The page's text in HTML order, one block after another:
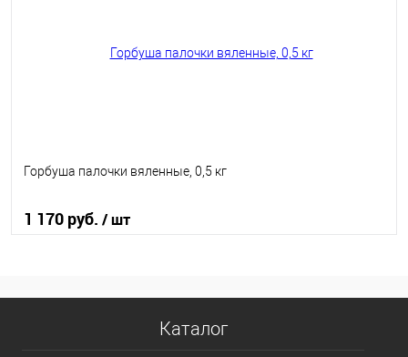
Горбуша палочки вяленные, 0,5 кг
1 170 руб. / шт
Каталог